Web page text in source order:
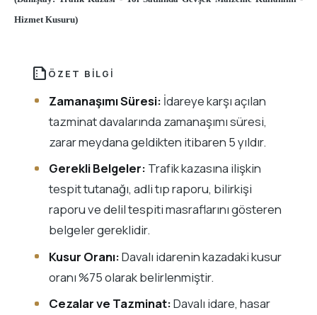
Hizmet Kusuru)
summarize ÖZET BILGI
Zamanaşımı Süresi: İdareye karşı açılan
tazminat davalarında zamanaşımı süresi,
zarar meydana geldikten itibaren 5 yıldır.
Gerekli Belgeler: Trafik kazasına ilişkin
tespit tutanağı, adli tıp raporu, bilirkişi
raporu ve delil tespiti masraflarını gösteren
belgeler gereklidir.
Kusur Oranı:Davalı idarenin kazadaki kusur
oranı %75 olarak belirlenmiştir.
Cezalar ve Tazminat:Davalı idare, hasar